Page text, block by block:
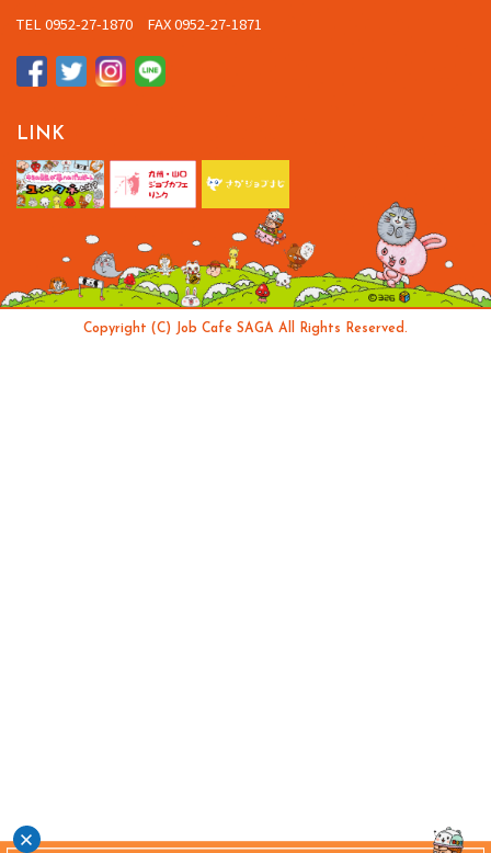
TEL 0952-27-1870 FAX 0952-27-1871
LINK
Copyright (C) Job Cafe SAGA All Rights Reserved.